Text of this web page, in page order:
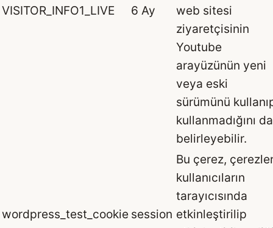
VISITOR_INFO1_LIVE 6 Ay
web sitesi
ziyaretçisinin
Youtube
arayüzünün yeni
veya eski
sürümünü
kullanmadığını da
belirleyebilir.
wordpress_test_cookie session
Bu çerez,
kullanıcıların
tarayıcısında
etkinleştirilip